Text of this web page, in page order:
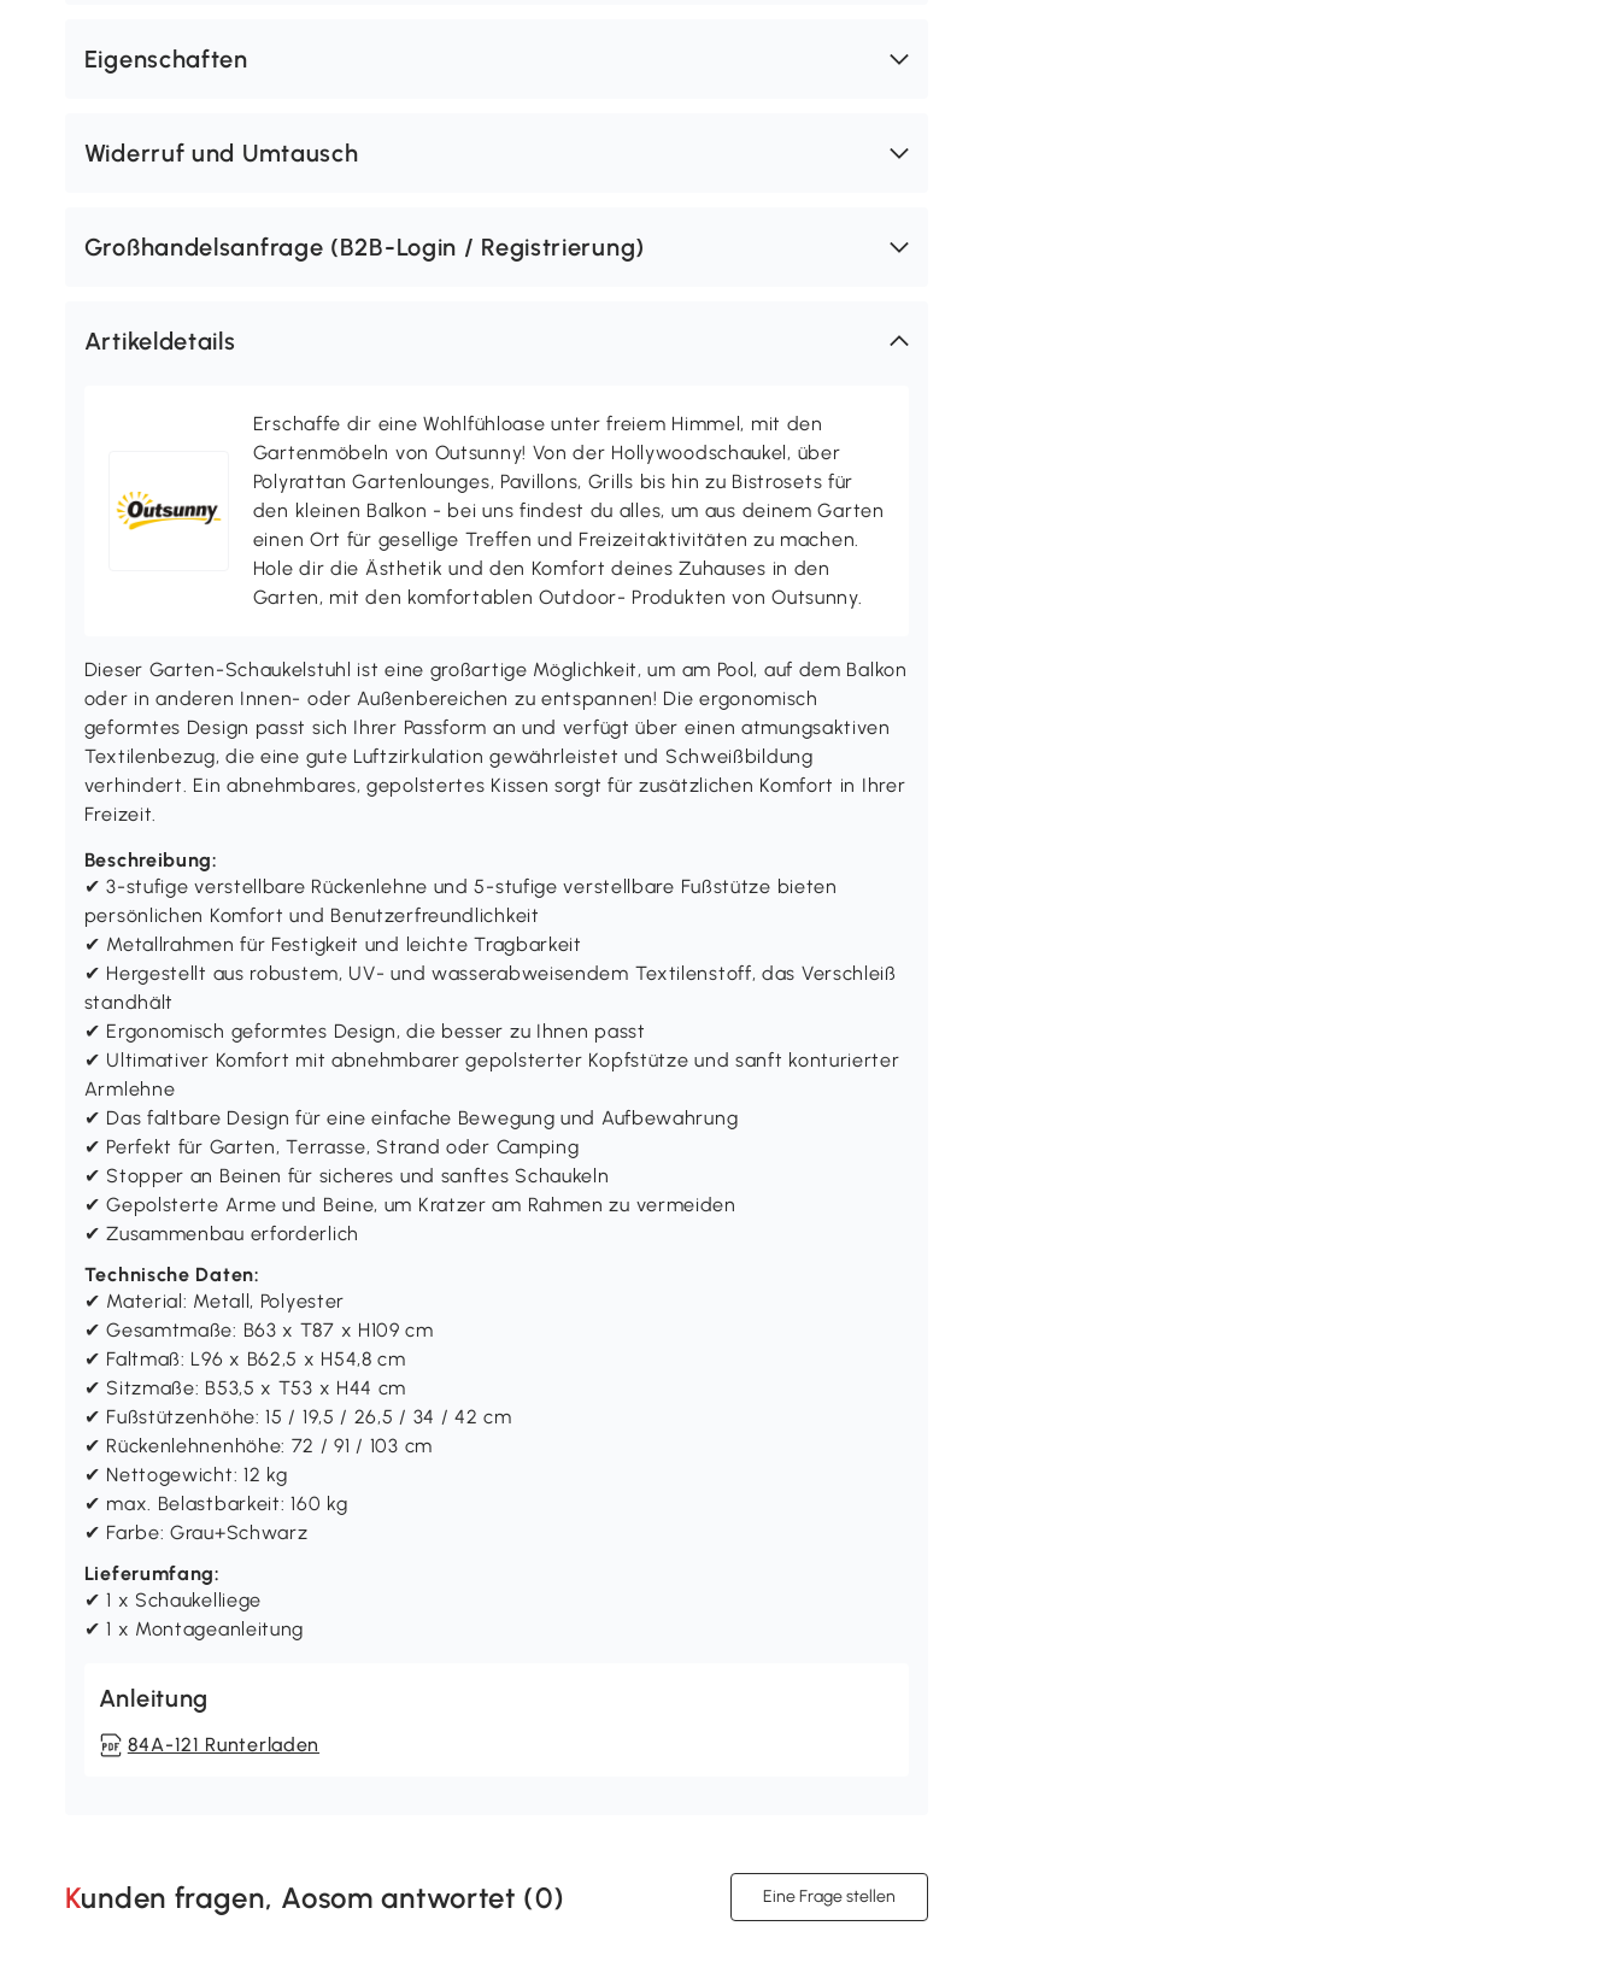
Eigenschaften
Widerruf und Umtausch
Großhandelsanfrage (B2B-Login / Registrierung)
Artikeldetails
Erschaffe dir eine Wohlfühloase unter freiem Himmel, mit den
Gartenmöbeln von Outsunny! Von der Hollywoodschaukel, über
Polyrattan Gartenlounges, Pavillons, Grills bis hin zu Bistrosets für
den kleinen Balkon - bei uns findest du alles, um aus deinem Garten
einen Ort für gesellige Treffen und Freizeitaktivitäten zu machen.
Hole dir die Ästhetik und den Komfort deines Zuhauses in den
Garten, mit den komfortablen Outdoor- Produkten von Outsunny.
Dieser Garten-Schaukelstuhl ist eine großartige Möglichkeit, um am Pool, auf dem Balkon
oder in anderen Innen- oder Außenbereichen zu entspannen! Die ergonomisch
geformtes Design passt sich Ihrer Passform an und verfügt über einen atmungsaktiven
Textilenbezug, die eine gute Luftzirkulation gewährleistet und Schweißbildung
verhindert. Ein abnehmbares, gepolstertes Kissen sorgt für zusätzlichen Komfort in Ihrer
Freizeit.
Beschreibung:
✔ 3-stufige verstellbare Rückenlehne und 5-stufige verstellbare Fußstütze bieten
persönlichen Komfort und Benutzerfreundlichkeit
✔ Metallrahmen für Festigkeit und leichte Tragbarkeit
✔ Hergestellt aus robustem, UV- und wasserabweisendem Textilenstoff, das Verschleiß
standhält
✔ Ergonomisch geformtes Design, die besser zu Ihnen passt
✔ Ultimativer Komfort mit abnehmbarer gepolsterter Kopfstütze und sanft konturierter
Armlehne
✔ Das faltbare Design für eine einfache Bewegung und Aufbewahrung
✔ Perfekt für Garten, Terrasse, Strand oder Camping
✔ Stopper an Beinen für sicheres und sanftes Schaukeln
✔ Gepolsterte Arme und Beine, um Kratzer am Rahmen zu vermeiden
✔ Zusammenbau erforderlich
Technische Daten:
✔ Material: Metall, Polyester
✔ Gesamtmaße: B63 x T87 x H109 cm
✔ Faltmaß: L96 x B62,5 x H54,8 cm
✔ Sitzmaße: B53,5 x T53 x H44 cm
✔ Fußstützenhöhe: 15 / 19,5 / 26,5 / 34 / 42 cm
✔ Rückenlehnenhöhe: 72 / 91 / 103 cm
✔ Nettogewicht: 12 kg
✔ max. Belastbarkeit: 160 kg
✔ Farbe: Grau+Schwarz
Lieferumfang:
✔ 1 x Schaukelliege
✔ 1 x Montageanleitung
Anleitung
84A-121 Runterladen
Kunden fragen, Aosom antwortet (0) Eine Frage stellen